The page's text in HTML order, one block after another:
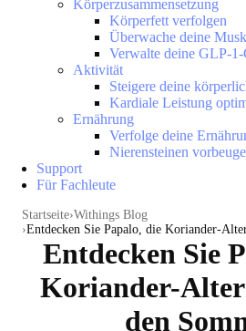
Körperzusammensetzung
Körperfett verfolgen
Überwache deine
Verwalte deine GLP-
Aktivität
Steigere deine
Kardiale Leistung
Ernährung
Verfolge deine
Nierensteinen
Support
Für Fachleute
Startseite Withings Blog
Entdecken Sie Papalo, die Koriander-
Entdecken Sie
Koriander-
den